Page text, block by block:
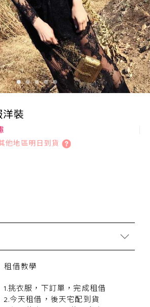
裝
他地區明日到貨
租借教學
1.挑衣服，下訂單，完成租借
2.今天租借，後天宅配到貨